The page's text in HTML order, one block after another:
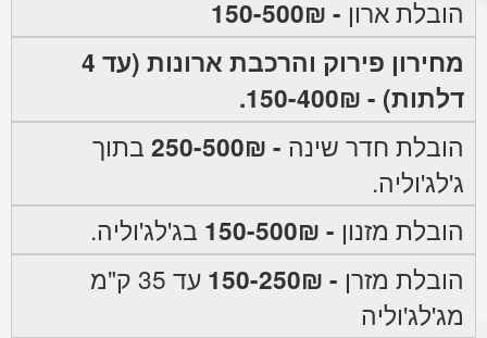
הובלת ארון - 150-500₪
מחירון פירוק והרכבת ארונות (עד 4
דלתות) - 150-400₪.
הובלת חדר שינה - 250-500₪
בתוך
ג'לג'וליה.
הובלת מזנון - 150-500₪
בג'לג'וליה.
הובלת מזרן - 150-250₪
עד 35 ק"מ
מג'לג'וליה